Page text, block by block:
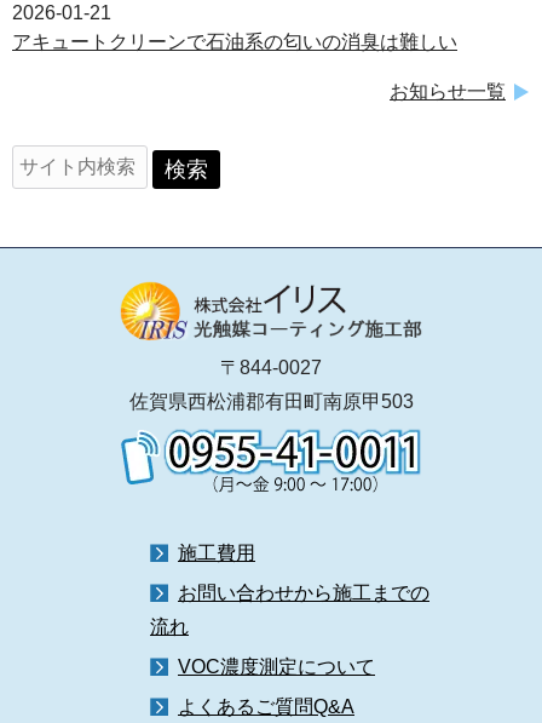
2026-01-21
アキュートクリーンで石油系の匂いの消臭は難しい
お知らせ一覧
〒844-0027
佐賀県西松浦郡有田町南原甲503
施工費用
お問い合わせから施工までの
流れ
VOC濃度測定について
よくあるご質問Q&A